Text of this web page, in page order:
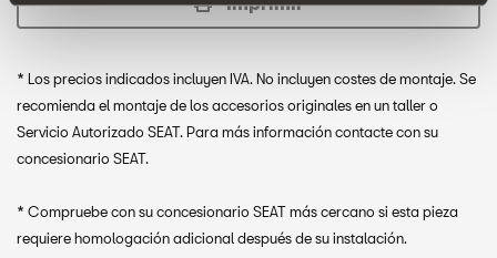
* Los precios indicados incluyen IVA. No incluyen costes de montaje. Se
recomienda el montaje de los accesorios originales en un taller o
Servicio Autorizado SEAT. Para más información contacte con su
concesionario SEAT.
* Compruebe con su concesionario SEAT más cercano si esta pieza
requiere homologación adicional después de su instalación.